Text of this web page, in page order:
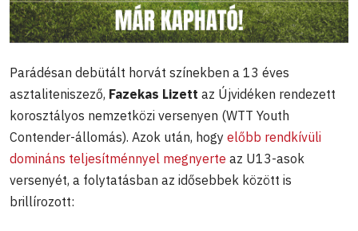
Parádésan debütált horvát színekben a 13 éves
asztaliteniszező, Fazekas Lizett az Újvidéken rendezett
korosztályos nemzetközi versenyen (WTT Youth
Contender-állomás). Azok után, hogy előbb rendkívüli
domináns teljesítménnyel megnyerte az U13-asok
versenyét, a folytatásban az idősebbek között is
brillírozott: